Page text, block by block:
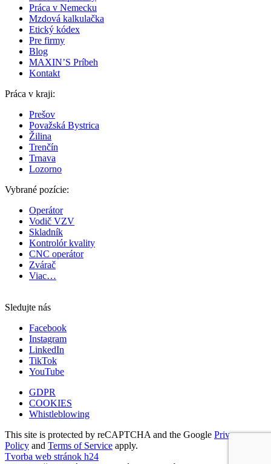
Práca v Nemecku
Mzdová kalkulačka
Etický kódex
Pre firmy
Blog
MAXIN’S Príbeh
Kontakt
Práca v kraji:
Prešov
Považská Bystrica
Žilina
Trenčín
Trnava
Lozorno
Vybrané pozície:
Operátor
Vodič VZV
Skladník
Kontrolór kvality
CNC operátor
Zvárač
Viac…
Sledujte nás
Facebook
Instagram
LinkedIn
TikTok
YouTube
GDPR
COOKIES
Whistleblowing
This site is protected by reCAPTCHA and the Google Privacy
Policy and Terms of Service apply.
Tvorba web stránok h24